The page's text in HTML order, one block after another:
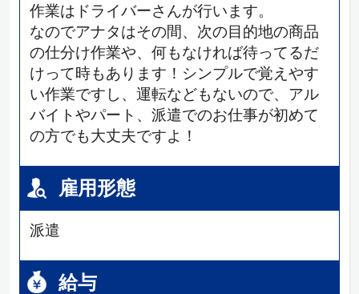
作業はドライバーさんが行います。
なのでアナタはその間、次の目的地の商品
の仕分け作業や、何もなければ待ってるだ
けって時もあります！シンプルで覚えやす
い作業ですし、運転などもないので、アル
バイトやパート、派遣でのお仕事が初めて
の方でも大丈夫ですよ！
雇用形態
派遣
給与